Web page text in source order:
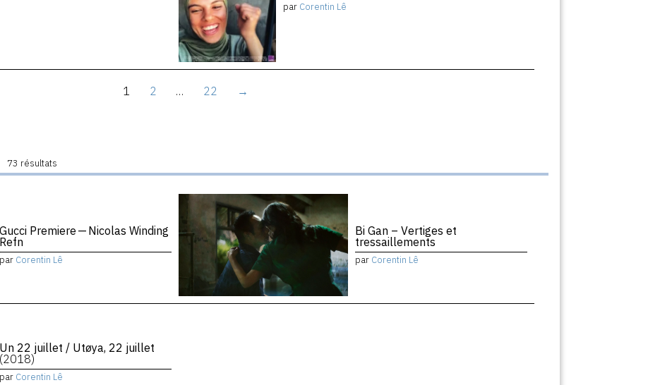
par Corentin Lê
1 2 … 22 →
73 résultats
Gucci Premiere — Nicolas Winding
Refn
par Corentin Lê
Bi Gan – Vertiges et
tressaillements
par Corentin Lê
Un 22 juillet / Utøya, 22 juillet
(2018)
par Corentin Lê